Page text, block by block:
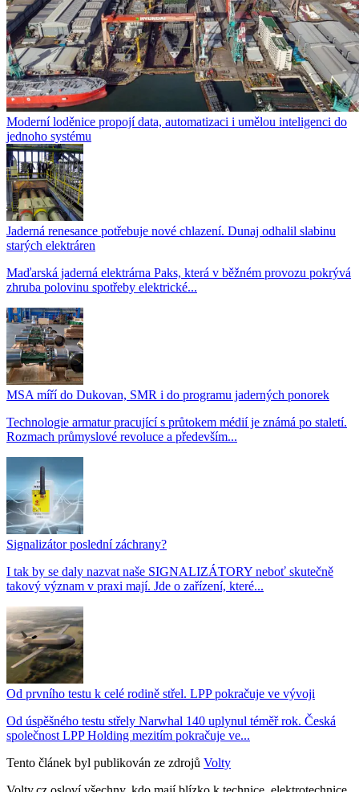
Moderní loděnice propojí data, automatizaci i umělou inteligenci do
jednoho systému
Jaderná renesance potřebuje nové chlazení. Dunaj odhalil slabinu
starých elektráren
Maďarská jaderná elektrárna Paks, která v běžném provozu pokrývá
zhruba polovinu spotřeby elektrické...
MSA míří do Dukovan, SMR i do programu jaderných ponorek
Technologie armatur pracující s průtokem médií je známá po staletí.
Rozmach průmyslové revoluce a především...
Signalizátor poslední záchrany?
I tak by se daly nazvat naše SIGNALIZÁTORY neboť skutečně
takový význam v praxi mají. Jde o zařízení, které...
Od prvního testu k celé rodině střel. LPP pokračuje ve vývoji
Od úspěšného testu střely Narwhal 140 uplynul téměř rok. Česká
společnost LPP Holding mezitím pokračuje ve...
Tento článek byl publikován ze zdrojů Volty